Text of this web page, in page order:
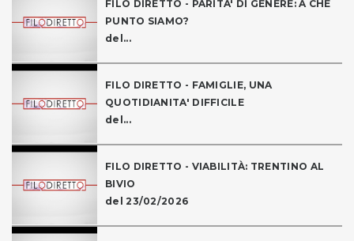
FILO DIRETTO - PARITA' DI GENERE: A CHE
PUNTO SIAMO?
del...
FILO DIRETTO - FAMIGLIE, UNA
QUOTIDIANITA' DIFFICILE
del...
FILO DIRETTO - VIABILITÀ: TRENTINO AL
BIVIO
del 23/02/2026